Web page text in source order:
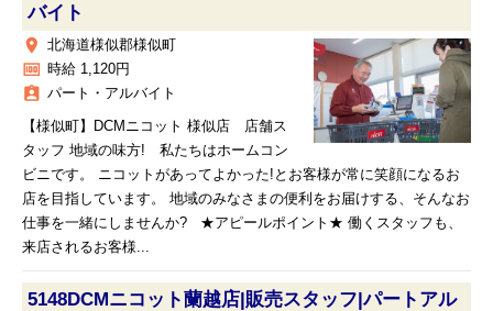
バイト
place 北海道様似郡様似町
money 時給 1,120円
assignment_ind パート・アルバイト
【様似町】DCMニコット 様似店 店舗ス
タッフ 地域の味方! 私たちはホームコン
ビニです。 ニコットがあってよかった!とお客様が常に笑顔になるお
店を目指しています。 地域のみなさまの便利をお届けする、そんなお
仕事を一緒にしませんか? ★アピールポイント★ 働くスタッフも、
来店されるお客様...
5148DCMニコット蘭越店|販売スタッフ|パートアル